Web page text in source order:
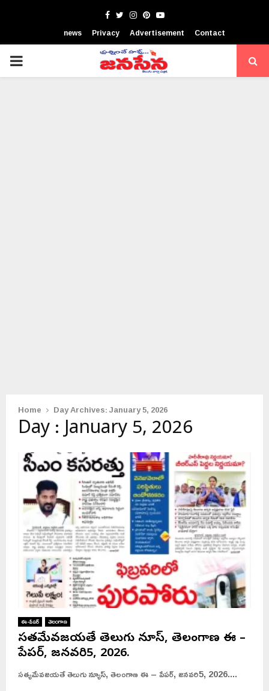
Facebook
TwitterInstagram
Pinterest
Youtube
news Privacy Advertisement Contact
PRIMARY
Home Day Archives: January 5, 2026
Day : January 5, 2026
ఈ-పేపర్ తెలంగాణ
సత్యమేవజయతే తెలుగు న్యూస్, తెలంగాణ ఈ –
పేపర్, జనవరి5, 2026.
సత్యమేవజయతే తెలుగు న్యూస్, తెలంగాణ ఈ – పేపర్, జనవరి5, 2026....